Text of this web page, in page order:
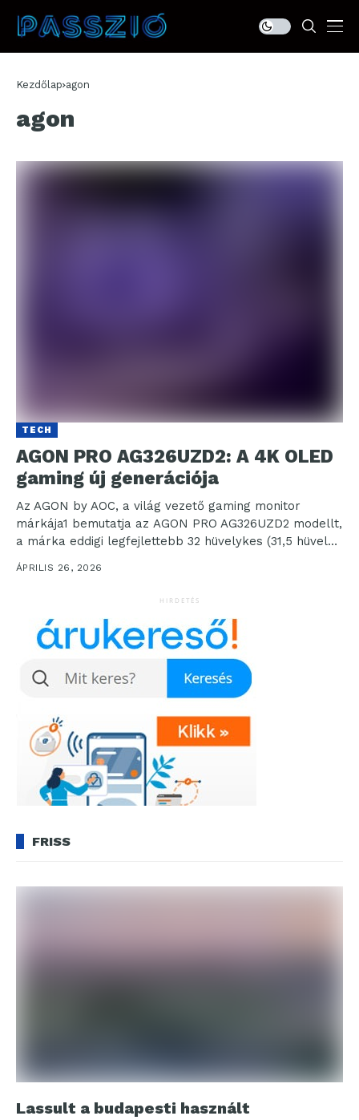
Kezdőlap agon
agon
TECH
AGON PRO AG326UZD2: A 4K OLED
gaming új generációja
Az AGON by AOC, a világ vezető gaming monitor
márkája1 bemutatja az AGON PRO AG326UZD2 modellt,
a márka eddigi legfejlettebb 32 hüvelykes (31,5 hüvelyk
– 80...
ÁPRILIS 26, 2026
HIRDETÉS
FRISS
Lassult a budapesti használt